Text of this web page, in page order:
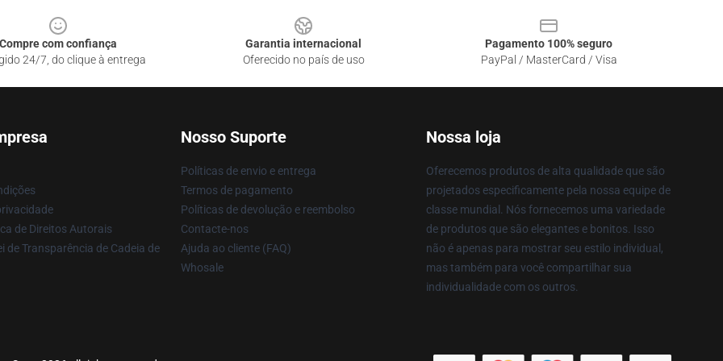
Compre com confiança
24/7, do clique à entrega
Garantia internacional
Oferecido no país de uso
Pagamento 100% seguro
PayPal / MasterCard / Visa
de Direitos Autorais
de Transparência de Cadeia de
Nosso Suporte
Políticas de envio e entrega
Termos de pagamento
Políticas de devolução e reembolso
Contacte-nos
Ajuda ao cliente (FAQ)
Whosale
Nossa loja
Oferecemos produtos de alta qualidade que são
projetados especificamente pela nossa equipe de
classe mundial. Nós fornecemos uma variedade
de produtos que são elegantes e bonitos. Isso
não é apenas para mostrar seu estilo individual,
mas também para você compartilhar sua
individualidade com os outros.